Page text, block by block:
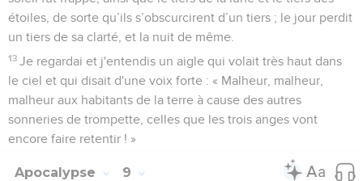
étoiles, de sorte qu’ils s’obscurcirent d’un tiers ; le jour perdit
un tiers de sa clarté, et la nuit de même.
13 Je regardai et j'entendis un aigle qui volait très haut dans
le ciel et qui disait d'une voix forte : « Malheur, malheur,
malheur aux habitants de la terre à cause des autres
sonneries de trompette, celles que les trois anges vont
encore faire retentir ! »
Apocalypse 9